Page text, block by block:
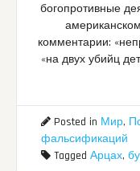
богопротивные
комментарии:
«на двух убийц
Posted in Мир,
фальсификаций
Tagged Арцах,